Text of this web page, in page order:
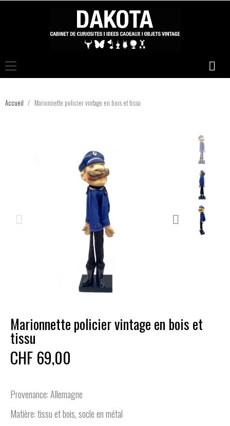
Accueil Marionnette policier vintage en bois et tissu
Marionnette policier vintage en bois et
tissu
CHF 69,00
Provenance: Allemagne
Matière: tissu et bois, socle en métal